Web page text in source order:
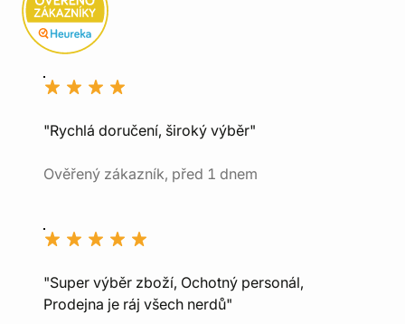
"Rychlá doručení, široký výběr"
Ověřený zákazník, před 1 dnem
"Super výběr zboží, Ochotný personál,
Prodejna je ráj všech nerdů"